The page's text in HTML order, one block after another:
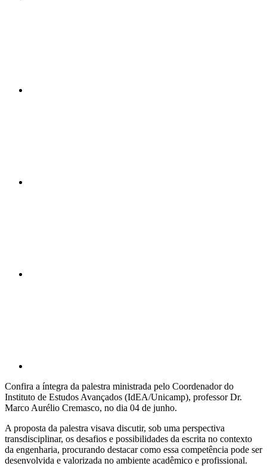
Confira a íntegra da palestra ministrada pelo Coordenador do
Instituto de Estudos Avançados (IdEA/Unicamp), professor Dr.
Marco Aurélio Cremasco, no dia 04 de junho.
A proposta da palestra visava discutir, sob uma perspectiva
transdisciplinar, os desafios e possibilidades da escrita no contexto
da engenharia, procurando destacar como essa competência pode ser
desenvolvida e valorizada no ambiente acadêmico e profissional.